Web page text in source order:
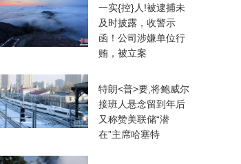
一实{控}人!被逮捕未
及时披露，收警示
函！公司涉嫌单位行
贿，被立案
特朗<普>要,将鲍威尔
接班人悬念留到年后
又称赞美联储“潜
在”主席哈塞特